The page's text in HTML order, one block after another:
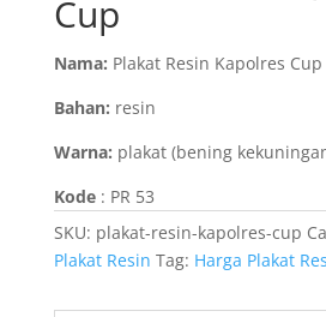
Cup
Nama: Plakat Resin Kapolres Cup
Bahan: resin
Warna: plakat (bening
Kode : PR 53
SKU: plakat-resin-kapolres-cup
Plakat Resin Tag: Harga Plakat